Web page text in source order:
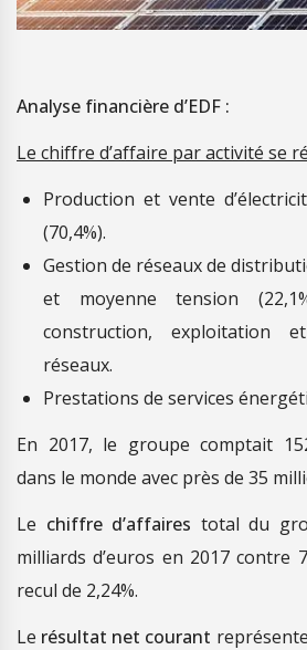
Analyse financière d’EDF :
Le chiffre d’affaire par activité se
Production et vente
(70,4%).
Gestion de réseaux de
et moyenne tension
construction, exploitation
réseaux.
Prestations de services
En 2017, le groupe comptait
dans le monde avec près de 35
Le chiffre d’affaires total du
milliards d’euros en 2017 contre
recul de 2,24%.
Le résultat net courant